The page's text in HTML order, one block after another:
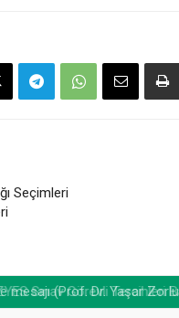
Seçimleri
(Prof. Dr. Yaşar